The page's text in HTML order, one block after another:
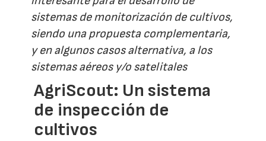
sistemas de monitorización de cultivos,
siendo una propuesta complementaria,
y en algunos casos alternativa, a los
sistemas aéreos y/o satelitales
AgriScout: Un sistema
de inspección de
cultivos